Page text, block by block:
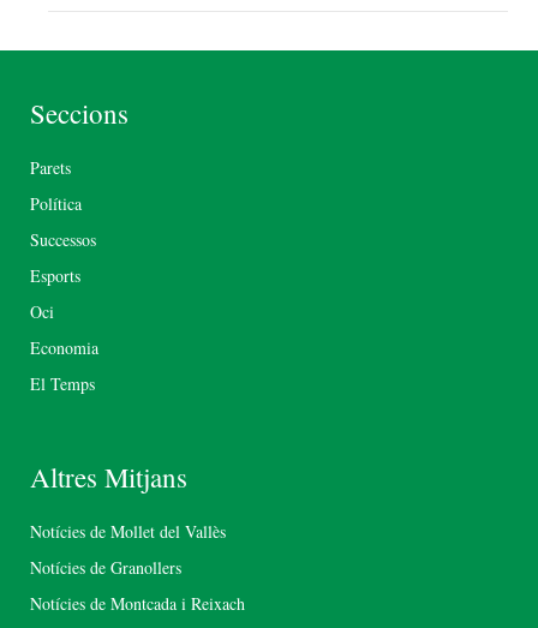
Seccions
Parets
Política
Successos
Esports
Oci
Economia
El Temps
Altres Mitjans
Notícies de Mollet del Vallès
Notícies de Granollers
Notícies de Montcada i Reixach